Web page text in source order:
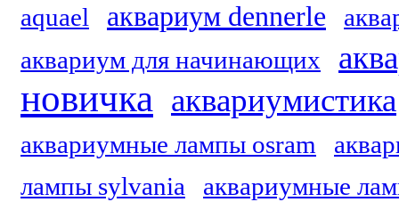
aquael
аквариум dennerle
аквариум для начинающих
новичка аквариумистика
аквариумные лампы osram
лампы sylvania
аквариумные